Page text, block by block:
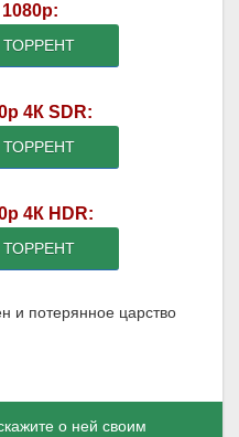
ТОРРЕНТ
4К SDR:
ТОРРЕНТ
4К HDR:
ТОРРЕНТ
и потерянное царство
о ней своим